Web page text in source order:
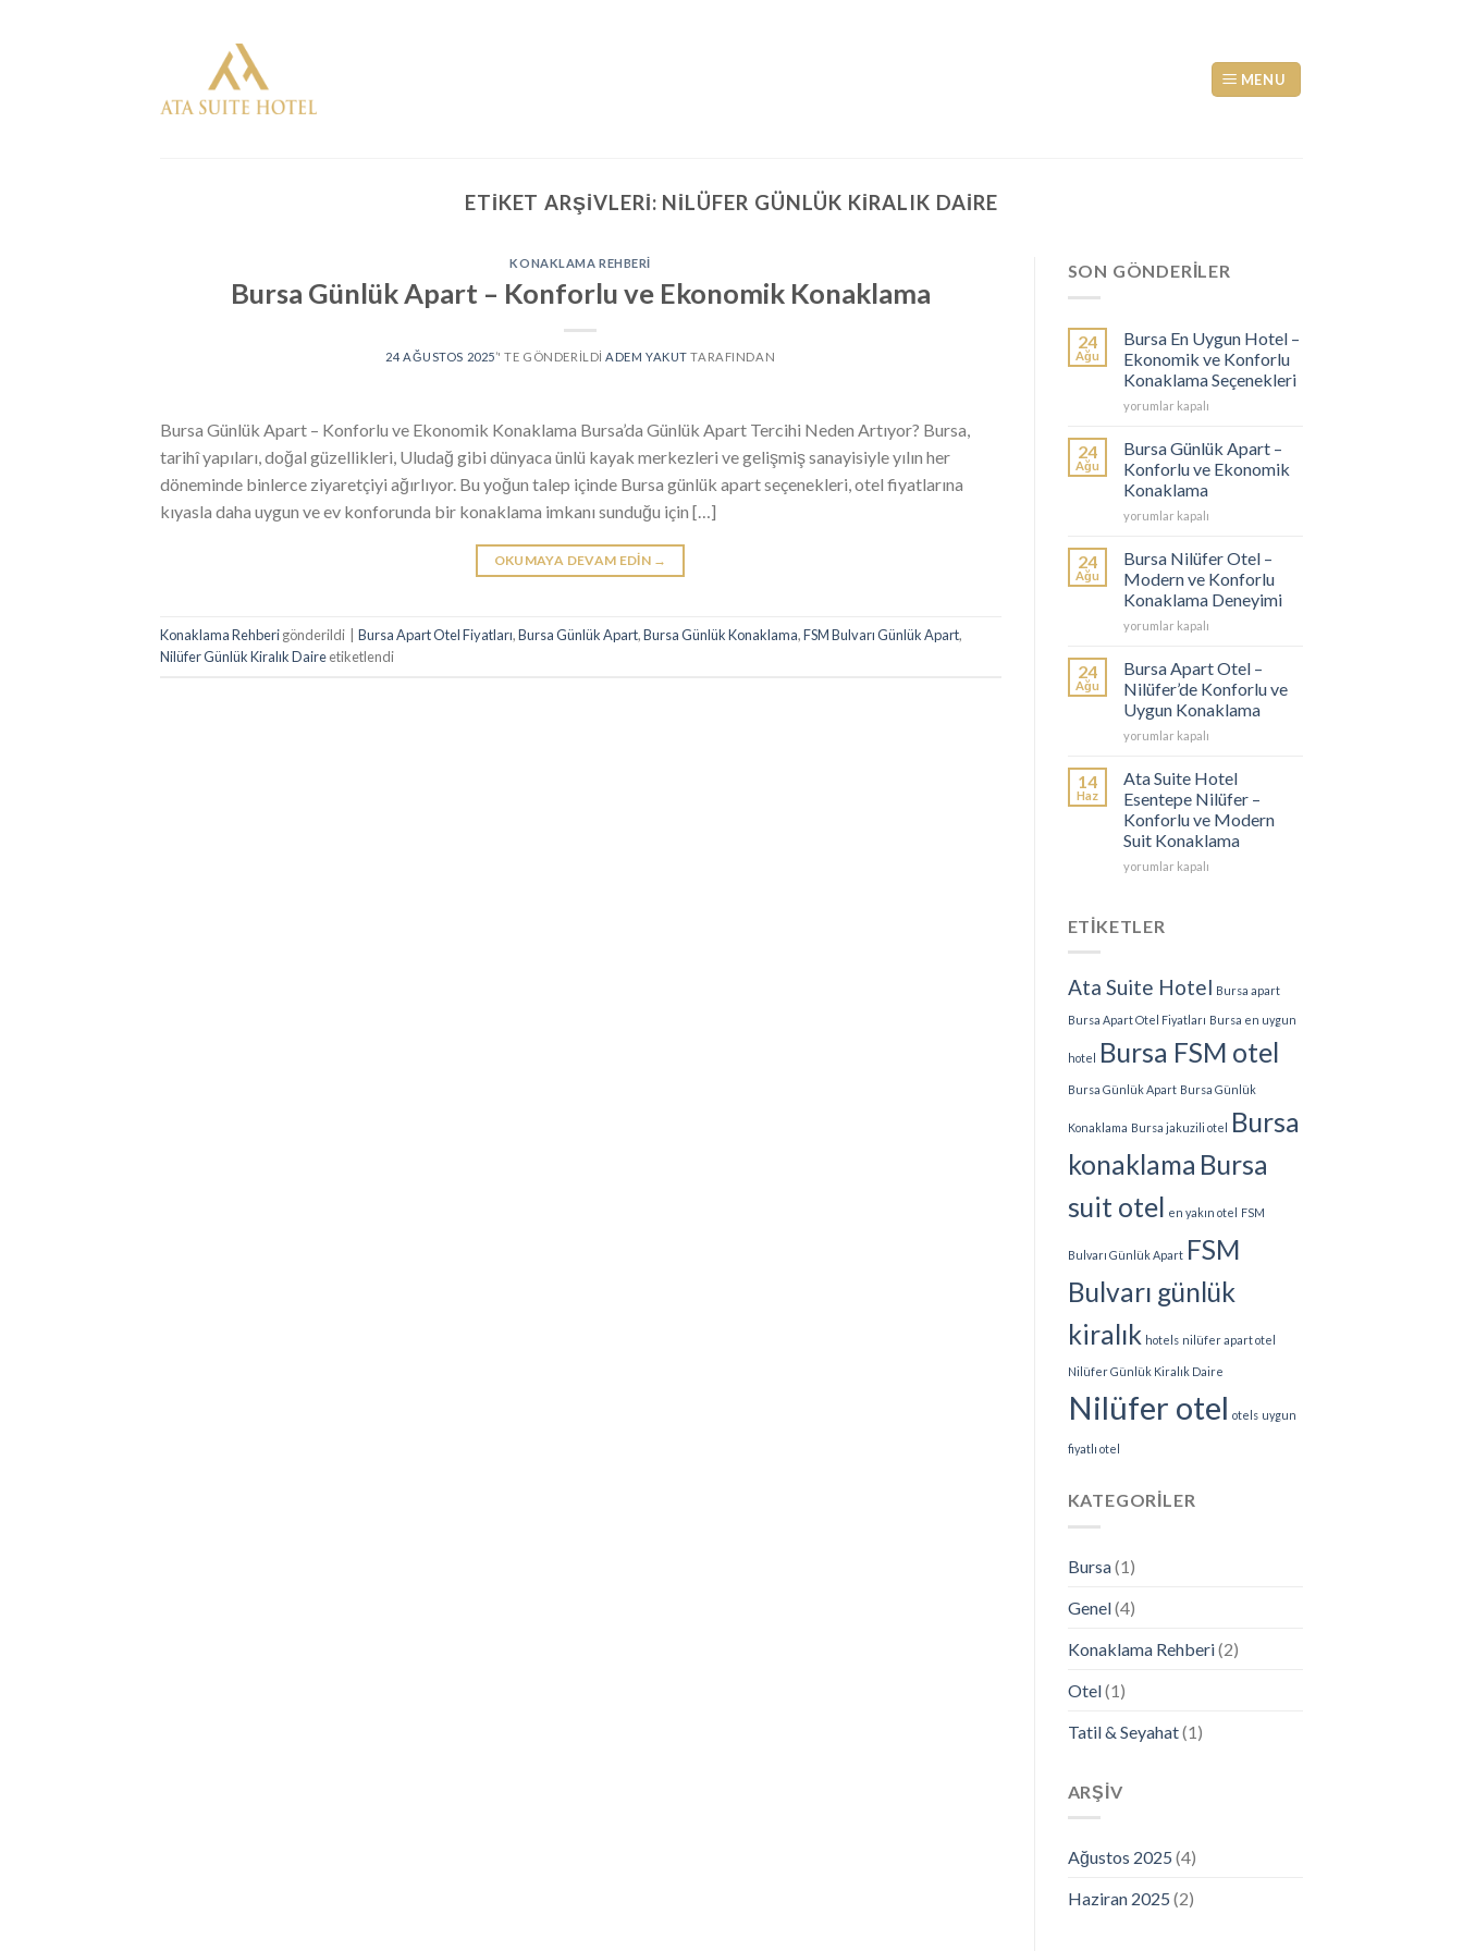
MENU
ETIKET ARŞIVLERI: NILÜFER GÜNLÜK KIRALIK DAIRE
KONAKLAMA REHBERI
Bursa Günlük Apart – Konforlu ve Ekonomik Konaklama
24 AĞUSTOS 2025’' TE GÖNDERILDI ADEM YAKUT TARAFINDAN
Bursa Günlük Apart – Konforlu ve Ekonomik Konaklama Bursa’da Günlük Apart Tercihi Neden Artıyor? Bursa,
tarihî yapıları, doğal güzellikleri, Uludağ gibi dünyaca ünlü kayak merkezleri ve gelişmiş sanayisiyle yılın her
döneminde binlerce ziyaretçiyi ağırlıyor. Bu yoğun talep içinde Bursa günlük apart seçenekleri, otel fiyatlarına
kıyasla daha uygun ve ev konforunda bir konaklama imkanı sunduğu için […]
OKUMAYA DEVAM EDIN →
Konaklama Rehberigönderildi Bursa Apart Otel Fiyatları,Bursa Günlük Apart,Bursa Günlük Konaklama,FSM Bulvarı Günlük Apart,
Nilüfer Günlük Kiralık Daireetiketlendi
SON GÖNDERİLER
24
Ağu
Bursa En Uygun Hotel –
Ekonomik ve Konforlu
Konaklama Seçenekleri
Bursa
Uygun
Hotel
–
Ekonomik
ve
Konaklama
Seçenekleri
için
yorumlar kapalı
24
Ağu
Bursa Günlük Apart –
Konforlu ve Ekonomik
Konaklama
Bursa
Apart
–
Konforlu
ve
Ekonomik
için
yorumlar kapalı
24
Ağu
Bursa Nilüfer Otel –
Modern ve Konforlu
Konaklama Deneyimi
Bursa
Otel
–
Modern
ve
Konforlu
Deneyimi
için
yorumlar kapalı
24
Ağu
Bursa Apart Otel –
Nilüfer’de Konforlu ve
Uygun Konaklama
Bursa
Otel
–
Nilüfer’de
Konforlu
ve
Uygun
yorumlar kapalı
14
Haz
Ata Suite Hotel
Esentepe Nilüfer –
Konforlu ve Modern
Suit Konaklama
Ata
Esentepe
ve
Modern
Konaklama
yorumlar kapalı
ETİKETLER
Ata Suite Hotel Bursa apart
Bursa Apart Otel Fiyatları Bursa en uygun
hotel Bursa FSM otel
Bursa Günlük Apart Bursa Günlük
Konaklama Bursa jakuzili otel
Bursa
konaklama Bursa
suit otel en yakın otel FSM
Bulvarı Günlük Apart FSM
Bulvarı günlük
kiralık hotels nilüfer apart otel
Nilüfer Günlük Kiralık Daire
Nilüfer otel otels uygun
fiyatlı otel
KATEGORİLER
Bursa(1)
Genel(4)
Konaklama Rehberi(2)
Otel(1)
Tatil & Seyahat(1)
ARŞİV
Ağustos 2025 (4)
Haziran 2025 (2)